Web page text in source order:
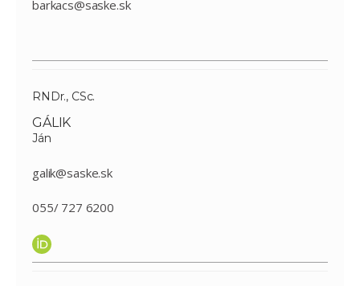
barkacs@saske.sk
RNDr., CSc.
GÁLIK
Ján
galik@saske.sk
055/ 727 6200